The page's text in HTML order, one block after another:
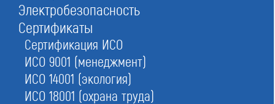
Электробезопасность
Сертификаты
Сертификация ИСО
ИСО 9001 (менеджмент)
ИСО 14001 (экология)
ИСО 18001 (охрана труда)
Рейтинг 4/5
№281 в Российской федерации
№66 в Московской области
№62 в Москве